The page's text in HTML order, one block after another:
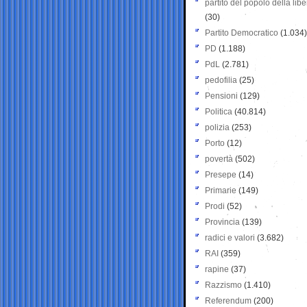
partito del popolo della
(30)
Partito Democratico (1.034)
PD (1.188)
PdL (2.781)
pedofilia (25)
Pensioni (129)
Politica (40.814)
polizia (253)
Porto (12)
povertà (502)
Presepe (14)
Primarie (149)
Prodi (52)
Provincia (139)
radici e valori (3.682)
RAI (359)
rapine (37)
Razzismo (1.410)
Referendum (200)